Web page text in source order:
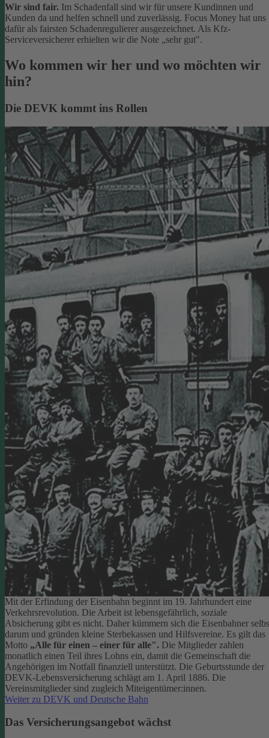
Wir sind fair. Im Schadenfall sind wir für unsere Kundinnen und
Kunden da und helfen schnell und zuverlässig. Focus Money hat uns
dafür als fairsten Schadenregulierer ausgezeichnet. Als Kfz-
Serviceversicherer erhielten wir die Note „sehr gut".
Wo kommen wir her und wo möchten wir
hin?
Die DEVK kommt ins Rollen
Mit der Erfindung der Eisenbahn beginnt im 19. Jahrhundert eine
Verkehrsrevolution. Die Arbeit ist lebensgefährlich, soziale
Absicherung gibt es nicht. Daher kümmern sich die Eisenbahner
darum und gründen kleine Sterbekassen und Hilfsvereine. Es gilt das
Motto „Alle für einen – einer für alle". Die Mitglieder zahlen
monatlich einen Teil ihres Lohns ein, damit die Gemeinschaft die
Angehörigen im Notfall finanziell unterstützt. Die Geburtsstunde der
DEVK-Lebensversicherung schlägt am 1. April 1886. Die
Vereinsmitglieder sind zugleich Miteigentümer:innen.
Weiter zu DEVK und Deutsche Bahn
Das Versicherungsangebot wächst